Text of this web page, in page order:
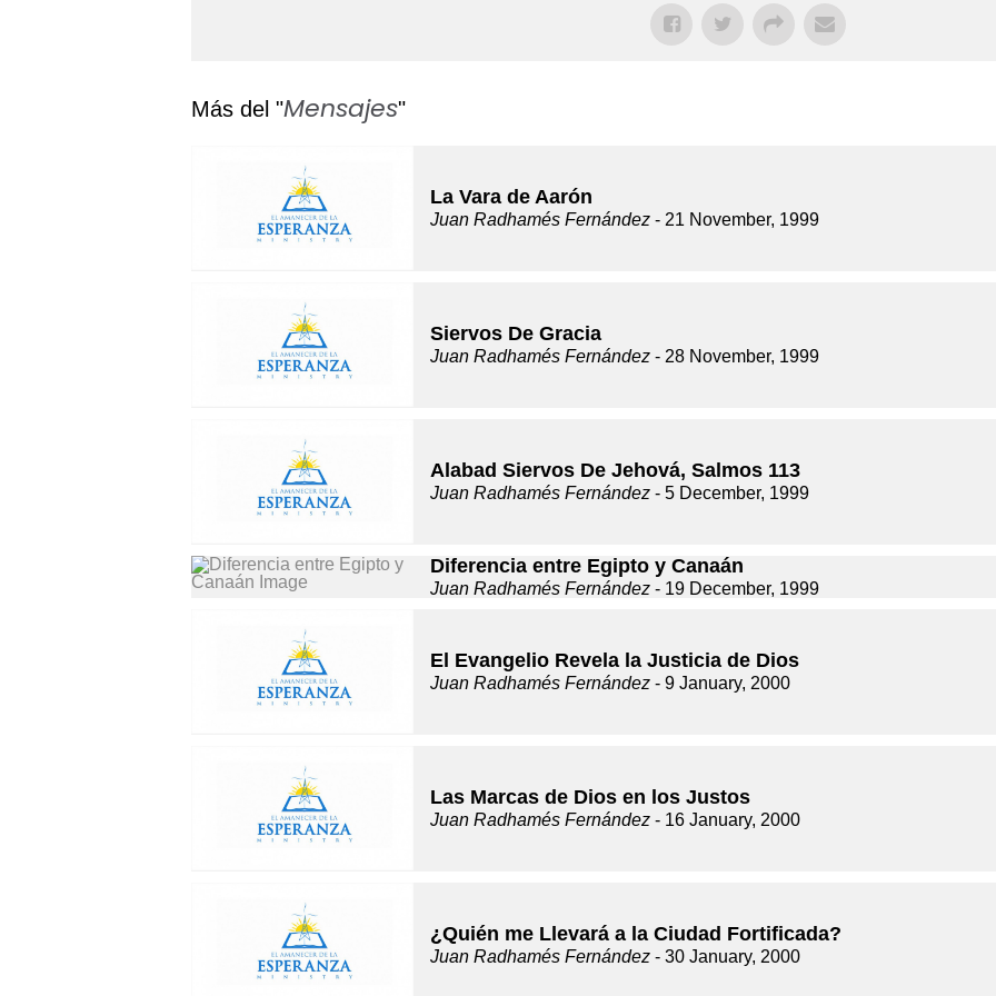
Más del "Mensajes"
La Vara de Aarón
Juan Radhamés Fernández - 21 November, 1999
Siervos De Gracia
Juan Radhamés Fernández - 28 November, 1999
Alabad Siervos De Jehová, Salmos 113
Juan Radhamés Fernández - 5 December, 1999
Diferencia entre Egipto y Canaán
Juan Radhamés Fernández - 19 December, 1999
El Evangelio Revela la Justicia de Dios
Juan Radhamés Fernández - 9 January, 2000
Las Marcas de Dios en los Justos
Juan Radhamés Fernández - 16 January, 2000
¿Quién me Llevará a la Ciudad Fortificada?
Juan Radhamés Fernández - 30 January, 2000